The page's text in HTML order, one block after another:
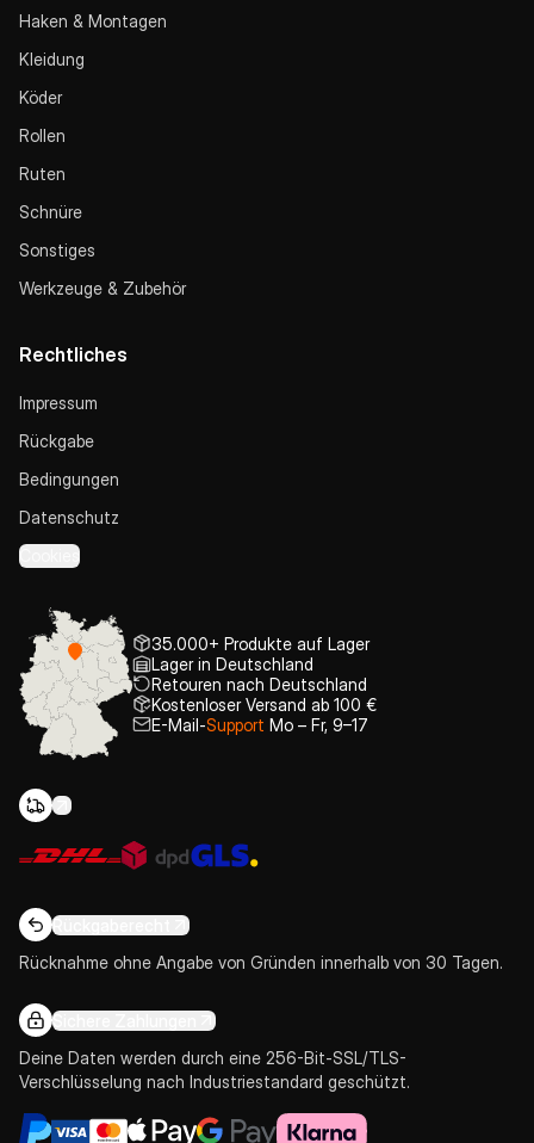
Haken & Montagen
Kleidung
Köder
Rollen
Ruten
Schnüre
Sonstiges
Werkzeuge & Zubehör
Rechtliches
Impressum
Rückgabe
Bedingungen
Datenschutz
Cookies
35.000+ Produkte auf Lager
Lager in Deutschland
Retouren nach Deutschland
Kostenloser Versand ab 100 €
E-Mail-Support Mo – Fr, 9–17
Rückgaberecht
Rücknahme ohne Angabe von Gründen innerhalb von 30 Tagen.
Sichere Zahlungen
Deine Daten werden durch eine 256-Bit-SSL/TLS-
Verschlüsselung nach Industriestandard geschützt.